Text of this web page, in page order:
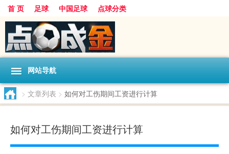
首 页 足球 中国足球 点球分类
网站导航
> 文章列表 > 如何对工伤期间工资进行计算
如何对工伤期间工资进行计算